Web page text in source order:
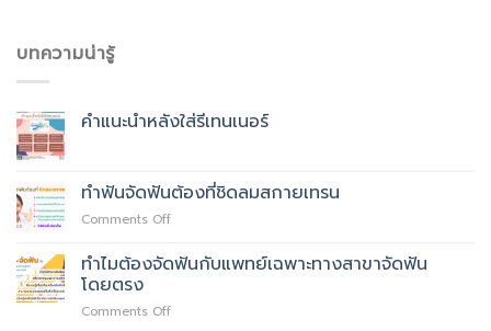
บทความน่ารู้
คำแนะนำหลังใส่รีเทนเนอร์
ทำฟันจัดฟันต้องที่ชิดลมสกายเทรน
Comments Offon
จัด
ฟัน
ที่
ทำไมต้องจัดฟันกับแพทย์เฉพาะทางสาขาจัดฟัน
โดยตรง
Comments Offon